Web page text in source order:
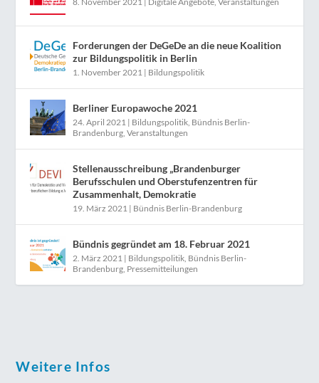
Forderungen der DeGeDe an die neue Koalition
zur Bildungspolitik in Berlin
1. November 2021 | Bildungspolitik
Berliner Europawoche 2021
24. April 2021 | Bildungspolitik Bündnis Berlin-
Brandenburg ,Veranstaltungen
Stellenausschreibung „Brandenburger
Berufsschulen und Oberstufenzentren für
Zusammenhalt, Demokratie
19. März 2021 | Bündnis Berlin-Brandenburg
Bündnis gegründet am 18. Februar 2021
2. März 2021 | Bildungspolitik Bündnis Berlin-
Brandenburg Pressemitteilungen
Weitere Infos